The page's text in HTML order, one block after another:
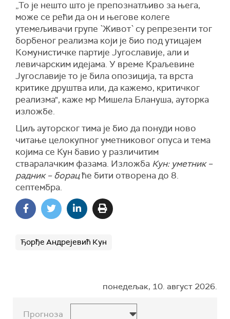
„То је нешто што је препознатљиво за њега,
може се рећи да он и његове колеге
утемељивачи групе `Живот` су репрезенти тог
борбеног реализма који је био под утицајем
Комунистичке партије Југославије, али и
левичарским идејама. У време Краљевине
Југославије то је била опозиција, та врста
критике друштва или, да кажемо, критичког
реализма", каже мр Мишела Блануша, ауторка
изложбе.
Циљ ауторског тима је био да понуди ново
читање целокупног уметниковог опуса и тема
којима се Кун бавио у различитим
стваралачким фазама. Изложба Кун: уметник –
радник – борацће бити отворена до 8.
септембра.
Ђорђе Андрејевић Кун
понедељак, 10. август 2026.
Прогноза